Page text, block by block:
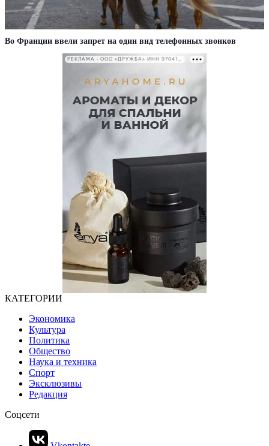
Во Франции ввели запрет на один вид телефонных звонков
РЕКЛАМА • ООО «ДРУЖБА» ИНН 9704146411
КАТЕГОРИИ
Экономика
Культура
Политика
Общество
Наука и техника
Спорт
Эксклюзивы
Редакция
Соцсети